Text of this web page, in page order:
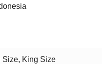
Size, King Size